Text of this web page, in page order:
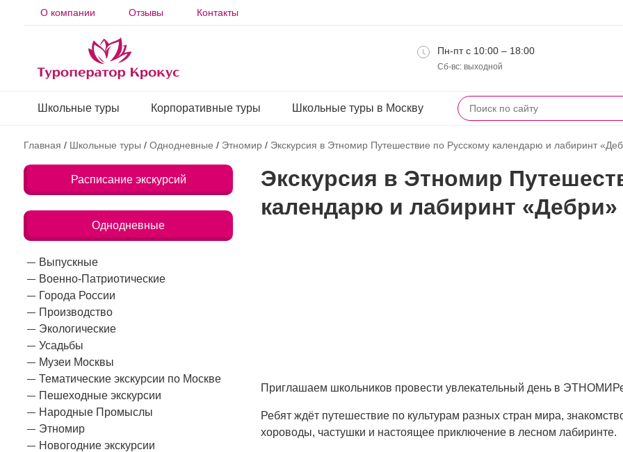
О компании Отзывы Контакты
Пн-пт с 10:00 – 18:00
Сб-вс: выходной
Школьные туры Корпоративные туры Школьные туры в Москву
Главная / Школьные туры / Однодневные / Этномир / Экскурсия в Этномир Путешествие по Русскому календарю и лабиринт
Расписание экскурсий
Однодневные
Выпускные
Военно-Патриотические
Города России
Производство
Экологические
Усадьбы
Музеи Москвы
Тематические экскурсии по Москве
Пешеходные экскурсии
Народные Промыслы
Этномир
Новогодние экскурсии
Экскурсия в Этномир
календарю и лабиринт
Приглашаем школьников провести увлекательный день в
Ребят ждёт путешествие по культурам разных стран мира,
хороводы, частушки и настоящее приключение в лесном лабиринте.